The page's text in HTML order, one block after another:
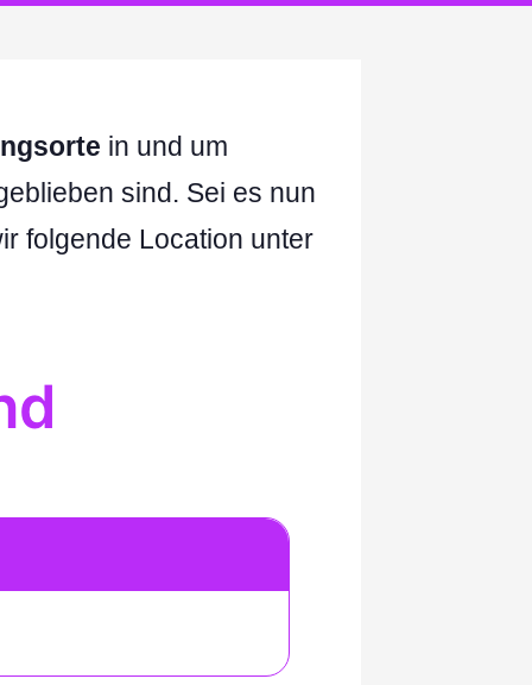
in und um
sind. Sei es nun
folgende Location unter